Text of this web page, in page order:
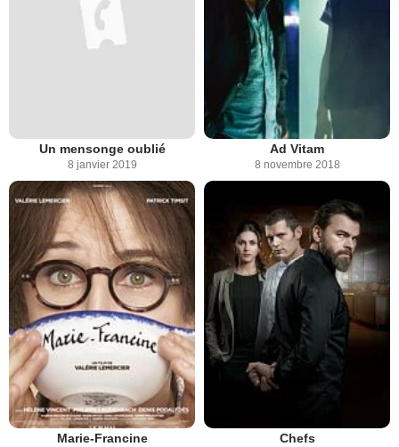
Un mensonge oublié
8 janvier 2019
Ad Vitam
8 novembre 2018
Marie-Francine Chefs